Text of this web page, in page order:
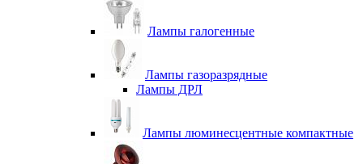
Лампы галогенные
Лампы газоразрядные
Лампы ДРЛ
Лампы люминесцентные компактные